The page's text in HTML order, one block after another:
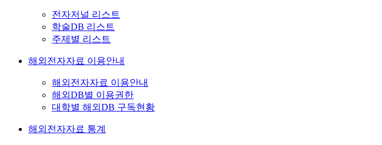
전자저널 리스트
학술DB 리스트
주제별 리스트
해외전자자료 이용안내
해외전자자료 이용안내
해외DB별 이용권한
대학별 해외DB 구독현황
해외전자자료 통계